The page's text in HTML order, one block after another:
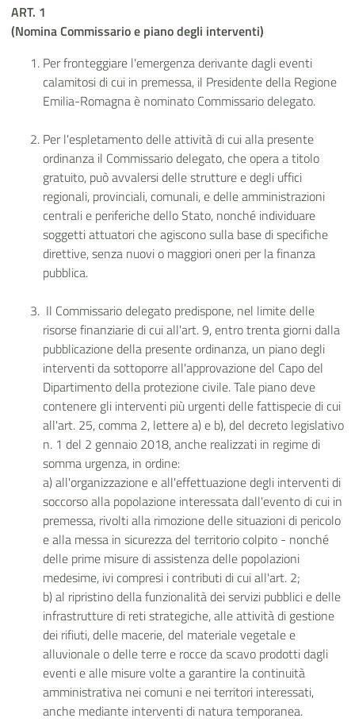
ART. 1
(Nomina Commissario e piano degli interventi)
Per fronteggiare l'emergenza derivante dagli eventi
calamitosi di cui in premessa, il Presidente della Regione
Emilia-Romagna è nominato Commissario delegato.
Per l'espletamento delle attività di cui alla presente
ordinanza il Commissario delegato, che opera a titolo
gratuito, può avvalersi delle strutture e degli uffici
regionali, provinciali, comunali, e delle amministrazioni
centrali e periferiche dello Stato, nonché individuare
soggetti attuatori che agiscono sulla base di specifiche
direttive, senza nuovi o maggiori oneri per la finanza
pubblica.
Il Commissario delegato predispone, nel limite delle
risorse finanziarie di cui all'art. 9, entro trenta giorni dalla
pubblicazione della presente ordinanza, un piano degli
interventi da sottoporre all'approvazione del Capo del
Dipartimento della protezione civile. Tale piano deve
contenere gli interventi più urgenti delle fattispecie di cui
all'art. 25, comma 2, lettere a) e b), del decreto legislativo
n. 1 del 2 gennaio 2018, anche realizzati in regime di
somma urgenza, in ordine:
a) all'organizzazione e all'effettuazione degli interventi di
soccorso alla popolazione interessata dall'evento di cui in
premessa, rivolti alla rimozione delle situazioni di pericolo
e alla messa in sicurezza del territorio colpito - nonché
delle prime misure di assistenza delle popolazioni
medesime, ivi compresi i contributi di cui all'art. 2;
b) al ripristino della funzionalità dei servizi pubblici e delle
infrastrutture di reti strategiche, alle attività di gestione
dei rifiuti, delle macerie, del materiale vegetale e
alluvionale o delle terre e rocce da scavo prodotti dagli
eventi e alle misure volte a garantire la continuità
amministrativa nei comuni e nei territori interessati,
anche mediante interventi di natura temporanea.